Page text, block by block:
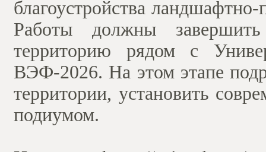
благоустройства
Работы должны
территорию рядом с
ВЭФ-2026. На этом этапе
территории, установить
подиумом.